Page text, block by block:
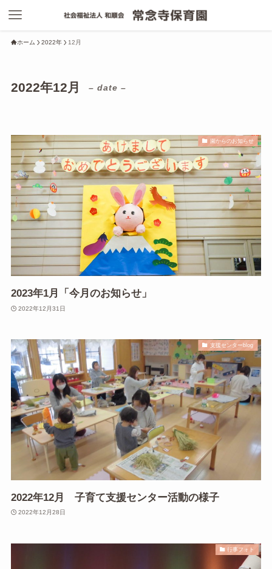
ホーム 2022年 12月
2022年12月 – date –
園からのお知らせ
2023年1月「今月のお知らせ」
2022年12月31日
支援センターblog
2022年12月 子育て支援センター活動の様子
2022年12月28日
行事フォト